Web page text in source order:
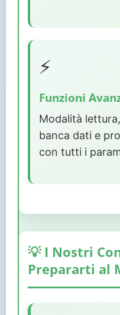
⚡
Funzioni
Modalità
banca dati e
con tutti i
💡 I Nostri
Prepararti al